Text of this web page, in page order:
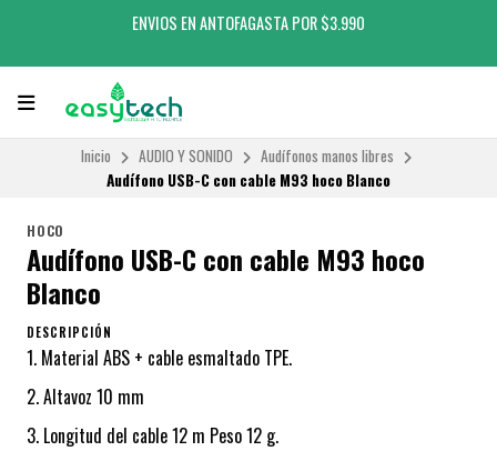
ENVIOS EN ANTOFAGASTA POR $3.990
Inicio AUDIO Y SONIDO
Audífonos manos libres
Audífono USB-C con cable M93 hoco Blanco
HOCO
Audífono USB-C con cable M93 hoco
Blanco
DESCRIPCIÓN
1. Material ABS + cable esmaltado TPE.
2. Altavoz 10 mm
3. Longitud del cable 12 m Peso 12 g.